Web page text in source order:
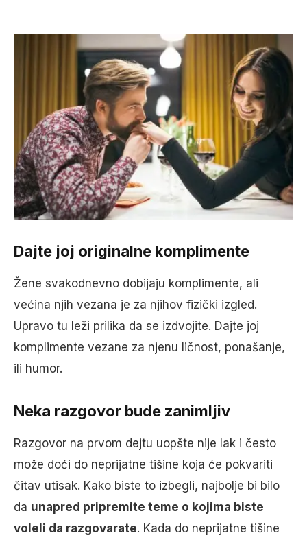
Dajte joj originalne komplimente
Žene svakodnevno dobijaju komplimente, ali
većina njih vezana je za njihov fizički izgled.
Upravo tu leži prilika da se izdvojite. Dajte joj
komplimente vezane za njenu ličnost, ponašanje,
ili humor.
Neka razgovor bude zanimljiv
Razgovor na prvom dejtu uopšte nije lak i često
može doći do neprijatne tišine koja će pokvariti
čitav utisak. Kako biste to izbegli, najbolje bi bilo
da unapred pripremite teme o kojima biste
voleli da razgovarate. Kada do neprijatne tišine